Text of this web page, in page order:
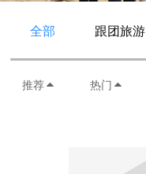
全部 跟团旅游
推荐 热门